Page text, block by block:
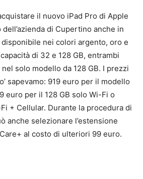
il nuovo iPad Pro di Apple
di Cupertino anche in
nei colori argento, oro e
di 32 e 128 GB, entrambi
solo modello da 128 GB. I prezzi
sapevamo: 919 euro per il modello
euro per il 128 GB solo Wi-Fi o
+ Cellular. Durante la procedura di
anche selezionare l’estensione
al costo di ulteriori 99 euro.